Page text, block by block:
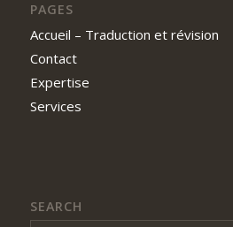
PAGES
Accueil – Traduction et révision
Contact
Expertise
Services
SEARCH